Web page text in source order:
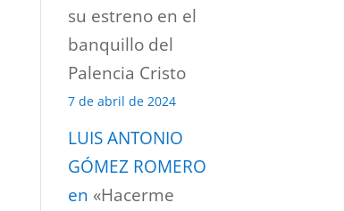
su estreno en el
banquillo del
Palencia Cristo
7 de abril de 2024
LUIS ANTONIO
GÓMEZ ROMERO
en «Hacerme